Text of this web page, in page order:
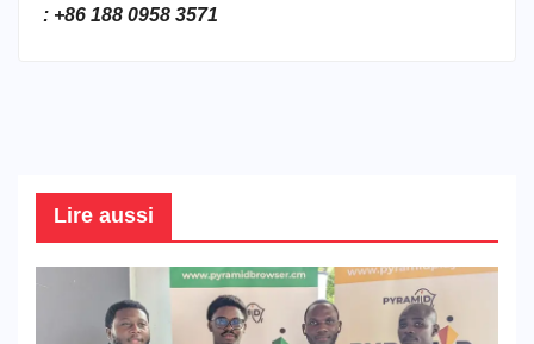
: +86 188 0958 3571
Lire aussi